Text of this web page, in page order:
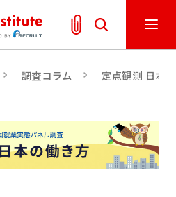
調査コラム 定点観測 日本